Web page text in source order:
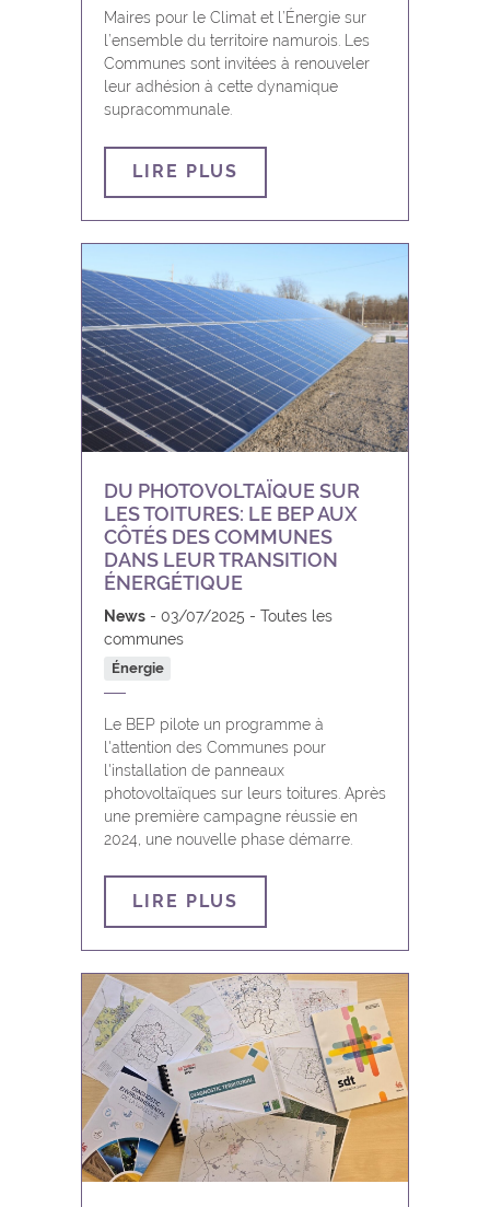
Maires pour le Climat et l’Énergie sur
l’ensemble du territoire namurois. Les
Communes sont invitées à renouveler
leur adhésion à cette dynamique
supracommunale.
LIRE PLUS
DU PHOTOVOLTAÏQUE SUR
LES TOITURES: LE BEP AUX
CÔTÉS DES COMMUNES
DANS LEUR TRANSITION
ÉNERGÉTIQUE
News 03/07/2025
Toutes les
communes
Énergie
Le BEP pilote un programme à
l'attention des Communes pour
l'installation de panneaux
photovoltaïques sur leurs toitures. Après
une première campagne réussie en
2024, une nouvelle phase démarre.
LIRE PLUS